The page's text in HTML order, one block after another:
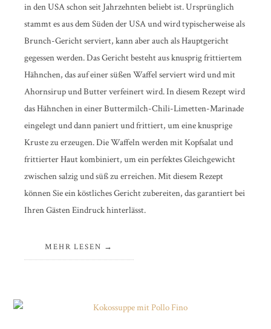
in den USA schon seit Jahrzehnten beliebt ist. Ursprünglich
stammt es aus dem Süden der USA und wird typischerweise als
Brunch-Gericht serviert, kann aber auch als Hauptgericht
gegessen werden. Das Gericht besteht aus knusprig frittiertem
Hähnchen, das auf einer süßen Waffel serviert wird und mit
Ahornsirup und Butter verfeinert wird. In diesem Rezept wird
das Hähnchen in einer Buttermilch-Chili-Limetten-Marinade
eingelegt und dann paniert und frittiert, um eine knusprige
Kruste zu erzeugen. Die Waffeln werden mit Kopfsalat und
frittierter Haut kombiniert, um ein perfektes Gleichgewicht
zwischen salzig und süß zu erreichen. Mit diesem Rezept
können Sie ein köstliches Gericht zubereiten, das garantiert bei
Ihren Gästen Eindruck hinterlässt.
MEHR LESEN